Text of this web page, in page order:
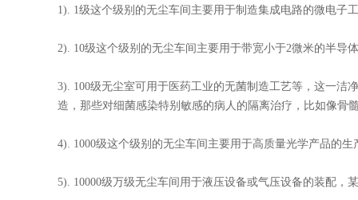
1). 1级这个级别的无尘车间主要用于制造集成电路的微电子
2). 10级这个级别的无尘车间主要用于带宽小于2微米的半导
3). 100级无尘室可用于医药工业的无菌制造工艺等，这一洁
造，那些对细菌感染特别敏感的病人的隔离治疗，比如像骨
4). 1000级这个级别的无尘车间主要用于高质量光学产品的
5). 10000级万级无尘车间用于液压设备或气压设备的装配